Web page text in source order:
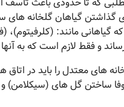
گیاهانی مانند: (کلرفیتوم)،
و فقط لازم است که به
ساختن گل های (سیکلامن)